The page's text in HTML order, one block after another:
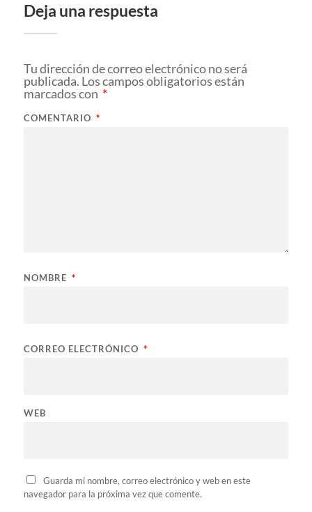
Deja una respuesta
Tu dirección de correo electrónico no será
publicada. Los campos obligatorios están
marcados con *
COMENTARIO *
NOMBRE *
CORREO ELECTRÓNICO *
WEB
Guarda mi nombre, correo electrónico y web en este
navegador para la próxima vez que comente.